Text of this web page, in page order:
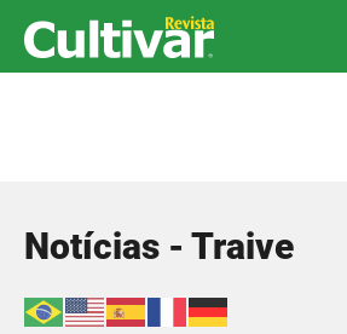
Notícias - Traive